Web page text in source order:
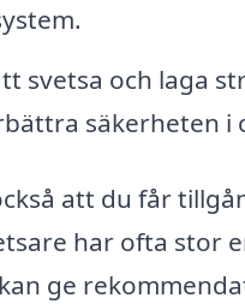
svetsa och laga
säkerheten i
att du får
har ofta stor
ge